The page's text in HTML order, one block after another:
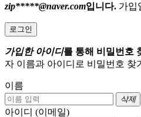
zip*****@naver.com입니다. 가입
로그인
가입한 아이디를 통해 비밀번호
자 이름과 아이디로 비밀번호 찾
이름
삭제
아이디 (이메일)